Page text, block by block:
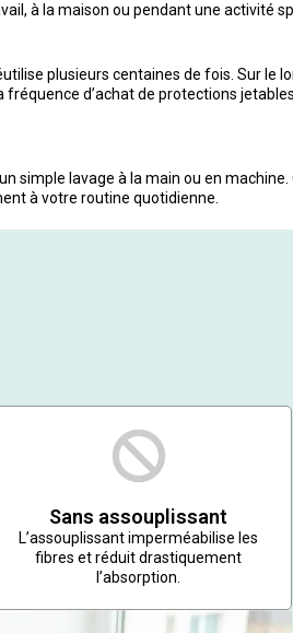
à la maison ou pendant une activité
plusieurs centaines de fois. Sur le
d’achat de protections
simple lavage à la main ou en
à votre routine quotidienne.
Sans assouplissant
L’assouplissant imperméabilise les
fibres et réduit drastiquement
l’absorption.